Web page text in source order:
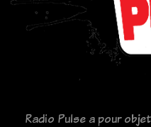
Radio Pulse a pour